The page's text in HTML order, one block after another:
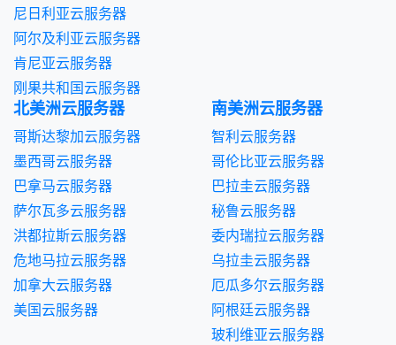
尼日利亚云服务器
阿尔及利亚云服务器
肯尼亚云服务器
刚果共和国云服务器
北美洲云服务器
哥斯达黎加云服务器
墨西哥云服务器
巴拿马云服务器
萨尔瓦多云服务器
洪都拉斯云服务器
危地马拉云服务器
加拿大云服务器
美国云服务器
南美洲云服务器
智利云服务器
哥伦比亚云服务器
巴拉圭云服务器
秘鲁云服务器
委内瑞拉云服务器
乌拉圭云服务器
厄瓜多尔云服务器
阿根廷云服务器
玻利维亚云服务器